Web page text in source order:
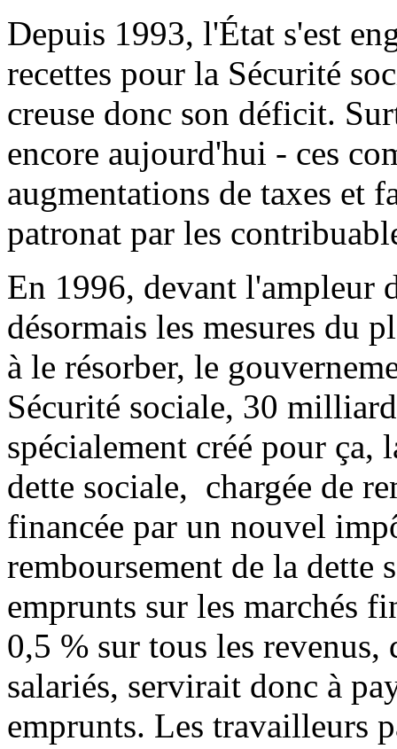
Depuis 1993, l'État s'est
recettes pour la Sécurité
creuse donc son déficit.
encore aujourd'hui - ces
augmentations de taxes et
patronat par les
En 1996, devant l'ampleur
désormais les mesures du
à le résorber, le
Sécurité sociale, 30
spécialement créé pour ça,
dette sociale, chargée de
financée par un nouvel
remboursement de la dette
emprunts sur les marchés
0,5 % sur tous les revenus,
salariés, servirait donc à
emprunts. Les travailleurs